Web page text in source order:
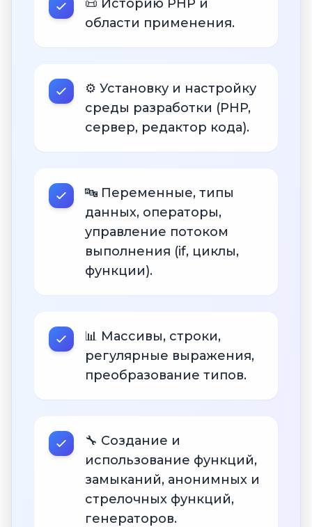
📜 Историю PHP и
области применения.
⚙️ Установку и настройку
среды разработки (PHP,
сервер, редактор кода).
🔤 Переменные, типы
данных, операторы,
управление потоком
выполнения (if, циклы,
функции).
📊 Массивы, строки,
регулярные выражения,
преобразование типов.
🔧 Создание и
использование функций,
замыканий, анонимных и
стрелочных функций,
генераторов.